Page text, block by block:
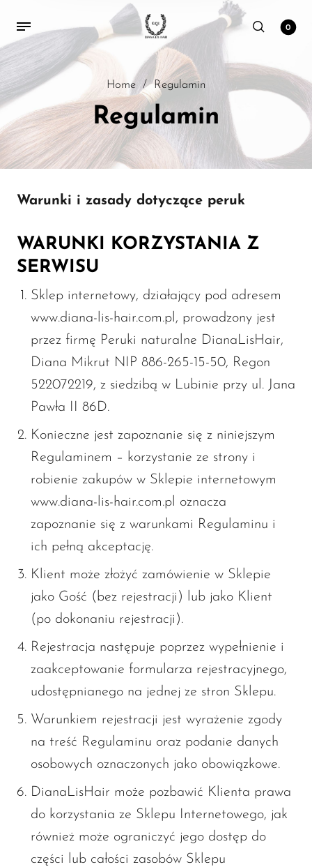
0
Home / Regulamin
Regulamin
Warunki i zasady dotyczące peruk
WARUNKI KORZYSTANIA Z
SERWISU
Sklep internetowy, działający pod adresem
www.diana-lis-hair.com.pl, prowadzony jest
przez firmę Peruki naturalne DianaLisHair,
Diana Mikrut NIP 886-265-15-50, Regon
522072219, z siedzibą w Lubinie przy ul. Jana
Pawła II 86D.
Konieczne jest zapoznanie się z niniejszym
Regulaminem – korzystanie ze strony i
robienie zakupów w Sklepie internetowym
www.diana-lis-hair.com.pl oznacza
zapoznanie się z warunkami Regulaminu i
ich pełną akceptację.
Klient może złożyć zamówienie w Sklepie
jako Gość (bez rejestracji) lub jako Klient
(po dokonaniu rejestracji).
Rejestracja następuje poprzez wypełnienie i
zaakceptowanie formularza rejestracyjnego,
udostępnianego na jednej ze stron Sklepu.
Warunkiem rejestracji jest wyrażenie zgody
na treść Regulaminu oraz podanie danych
osobowych oznaczonych jako obowiązkowe.
DianaLisHair może pozbawić Klienta prawa
do korzystania ze Sklepu Internetowego, jak
również może ograniczyć jego dostęp do
części lub całości zasobów Sklepu